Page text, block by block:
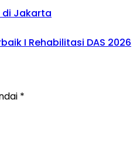
di Jakarta
I Rehabilitasi DAS 2026
*